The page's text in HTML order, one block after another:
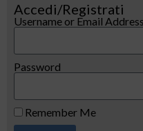
Accedi/Registrati
Username or Email Address
Password
Remember Me